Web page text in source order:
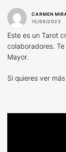
CARMEN
15/09/2023
Este es un Tarot
colaboradores.
Mayor.
Si quieres ver